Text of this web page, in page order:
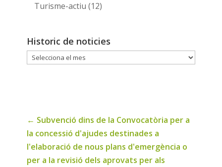
Turisme-actiu (12)
Historic de noticies
Historic
← Subvenció dins de la Convocatòria per a
la concessió d'ajudes destinades a
l'elaboració de nous plans d'emergència o
per a la revisió dels aprovats per als